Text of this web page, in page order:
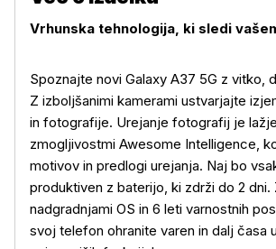
Vrhunska tehnologija, ki sledi
Spoznajte novi Galaxy A37 5G z vitko,
Z izboljšanimi kamerami ustvarjajte
in fotografije. Urejanje fotografij je
zmogljivostmi Awesome Intelligence,
motivov in predlogi urejanja. Naj bo
produktiven z baterijo, ki zdrži do 2 dni.
nadgradnjami OS in 6 leti varnostnih
svoj telefon ohranite varen in dalj časa